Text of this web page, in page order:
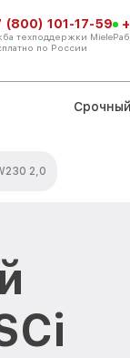
(800) 101-17-59
техподдержки Miele
по России
2,0